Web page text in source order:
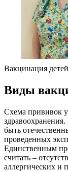
Вакцинация
Виды
Схема прививок
быть
проведенных
Единственным
считать –
аллергических и